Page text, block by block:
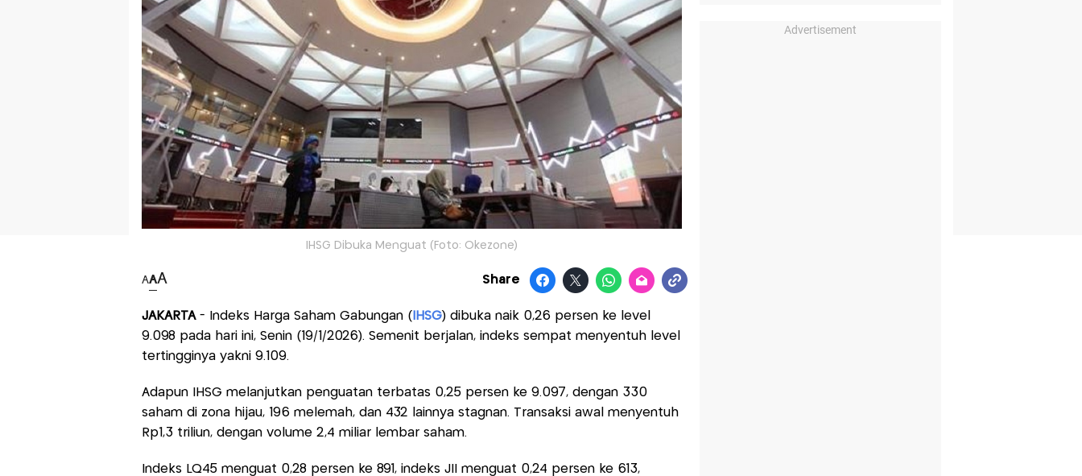
IHSG Dibuka Menguat (Foto: Okezone)
AAA Share
JAKARTA- Indeks Harga Saham Gabungan ( IHSG) dibuka naik 0,26 persen ke level
9.098 pada hari ini, Senin (19/1/2026). Semenit berjalan, indeks sempat menyentuh level
tertingginya yakni 9.109.
Adapun IHSG melanjutkan penguatan terbatas 0,25 persen ke 9.097, dengan 330
saham di zona hijau, 196 melemah, dan 432 lainnya stagnan. Transaksi awal menyentuh
Rp1,3 triliun, dengan volume 2,4 miliar lembar saham.
Indeks LQ45 menguat 0,28 persen ke 891, indeks JII menguat 0,24 persen ke 613,
Advertisement